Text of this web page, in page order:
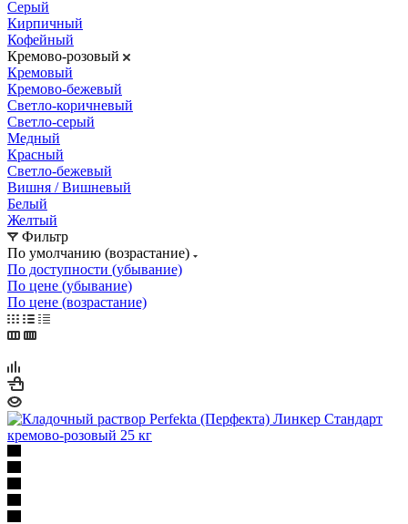
Серый
Кирпичный
Кофейный
Кремово-розовый
Кремовый
Кремово-бежевый
Светло-коричневый
Светло-серый
Медный
Красный
Светло-бежевый
Вишня / Вишневый
Белый
Желтый
Фильтр
По умолчанию (возрастание)
По доступности (убывание)
По цене (убывание)
По цене (возрастание)